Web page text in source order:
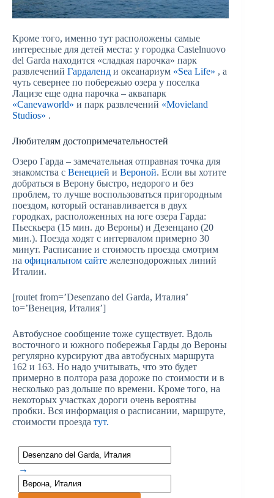
Кроме того, именно тут расположены самые
интересные для детей места: у городка Castelnuovo
del Garda находится «сладкая парочка» парк
развлечений Гардаленд и океанариум «Sea Life» , а
чуть севернее по побережью озера у поселка
Лацизе еще одна парочка – аквапарк
«Canevaworld» и парк развлечений «Movieland
Studios» .
Любителям достопримечательностей
Озеро Гарда – замечательная отправная точка для
знакомства с Венецией и Вероной. Если вы хотите
добраться в Верону быстро, недорого и без
проблем, то лучше воспользоваться пригородным
поездом, который останавливается в двух
городках, расположенных на юге озера Гарда:
Пьескьера (15 мин. до Вероны) и Дезенцано (20
мин.). Поезда ходят с интервалом примерно 30
минут. Расписание и стоимость проезда смотрим
на официальном сайте железнодорожных линий
Италии.
[routet from=’Desenzano del Garda, Италия’
to=’Венеция, Италия’]
Автобусное сообщение тоже существует. Вдоль
восточного и южного побережья Гарды до Вероны
регулярно курсируют два автобусных маршрута
162 и 163. Но надо учитывать, что это будет
примерно в полтора раза дороже по стоимости и в
несколько раз дольше по времени. Кроме того, на
некоторых участках дороги очень вероятны
пробки. Вся информация о расписании, маршруте,
стоимости проезда тут.
→